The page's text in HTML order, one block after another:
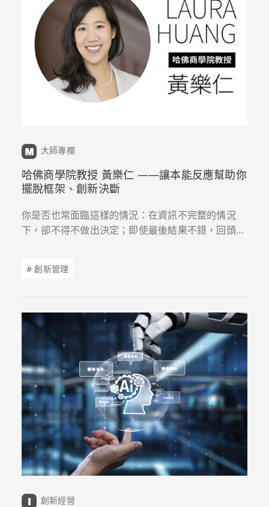
大師專欄
哈佛商學院教授 黃樂仁 ——讓本能反應幫助你
擺脫框架、創新決斷
你是否也常面臨這樣的情況：在資訊不完整的情況
下，卻不得不做出決定；即使最後結果不錯，回頭看
據與分析，而是需要打造更精準、更可靠的「直
# 創新管理
創新經營